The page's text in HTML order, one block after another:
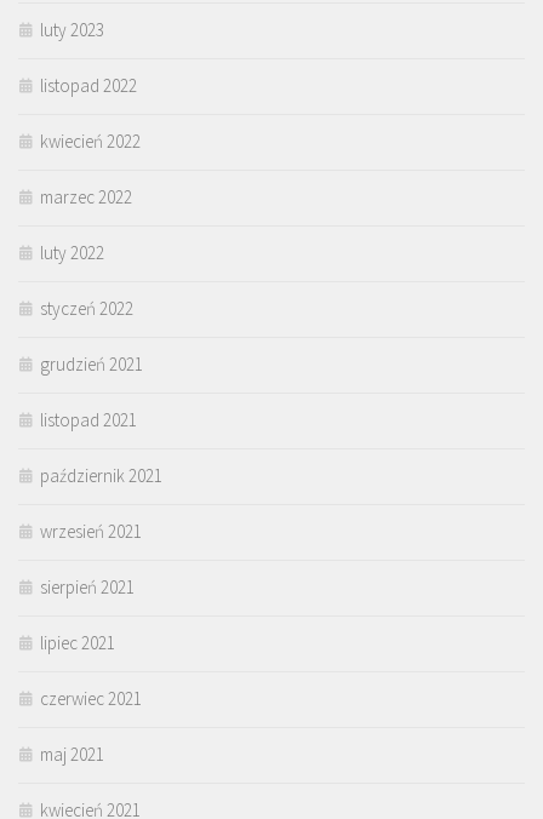
luty 2023
listopad 2022
kwiecień 2022
marzec 2022
luty 2022
styczeń 2022
grudzień 2021
listopad 2021
październik 2021
wrzesień 2021
sierpień 2021
lipiec 2021
czerwiec 2021
maj 2021
kwiecień 2021